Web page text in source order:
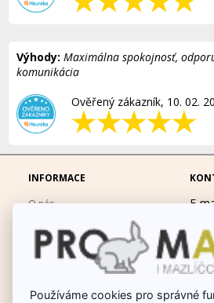
Výhody: Maximálna spokojnosť,
komunikácia
Ověřený zákazník, 10. 02.
INFORMACE
O nás
Doprava a platba
Ochrana osobních údajů
Obchodní podmínky
Fotogalerie
E-
po-
Používáme cookies pro správné